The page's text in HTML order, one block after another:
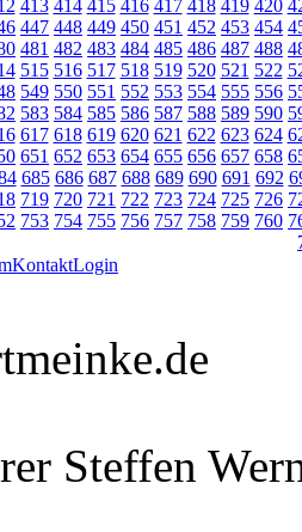
413 414 415 416 417 418 419 420
447 448 449 450 451 452 453 454
481 482 483 484 485 486 487 488
515 516 517 518 519 520 521 522
549 550 551 552 553 554 555 556
583 584 585 586 587 588 589 590
617 618 619 620 621 622 623 624
651 652 653 654 655 656 657 658
685 686 687 688 689 690 691 692
719 720 721 722 723 724 725 726
753 754 755 756 757 758 759 760
KontaktLogin
Steffen